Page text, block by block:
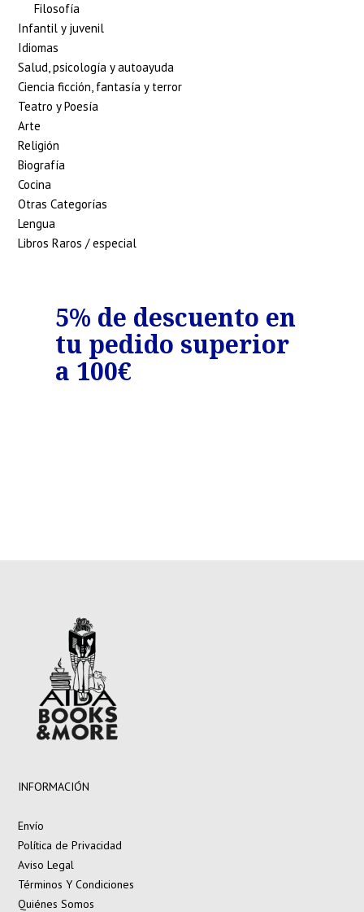
Filosofía
Infantil y juvenil
Idiomas
Salud, psicología y autoayuda
Ciencia ficción, fantasía y terror
Teatro y Poesía
Arte
Religión
Biografía
Cocina
Otras Categorías
Lengua
Libros Raros / especial
5% de descuento en
tu pedido superior
a 100€
INFORMACIÓN
Envío
Política de Privacidad
Aviso Legal
Términos Y Condiciones
Quiénes Somos